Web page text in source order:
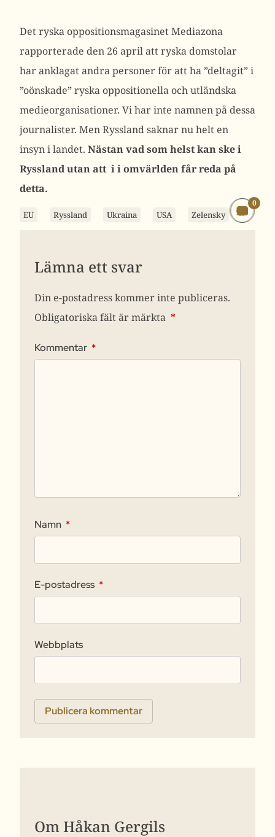
Det ryska oppositionsmagasinet Mediazona
rapporterade den 26 april att ryska domstolar
har anklagat andra personer för att ha ”deltagit” i
”oönskade” ryska oppositionella och utländska
medieorganisationer. Vi har inte namnen på dessa
journalister. Men Ryssland saknar nu helt en
insyn i landet. Nästan vad som helst kan ske i
Ryssland utan att i i omvärlden får reda på
detta.
EU Ryssland Ukraina USA Zelensky
0
Lämna ett svar
Din e-postadress kommer inte publiceras.
Obligatoriska fält är märkta *
Kommentar *
Namn *
E-postadress *
Webbplats
Om Håkan Gergils